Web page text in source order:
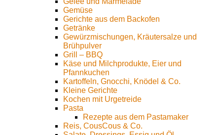
Gemüse
Gerichte aus dem Backofen
Getränke
Gewürzmischungen, Kräutersalze und
Brühpulver
Grill – BBQ
Käse und Milchprodukte, Eier und
Pfannkuchen
Kartoffeln, Gnocchi, Knödel & Co.
Kleine Gerichte
Kochen mit Urgetreide
Pasta
Rezepte aus dem Pastamaker
Reis, CousCous & Co.